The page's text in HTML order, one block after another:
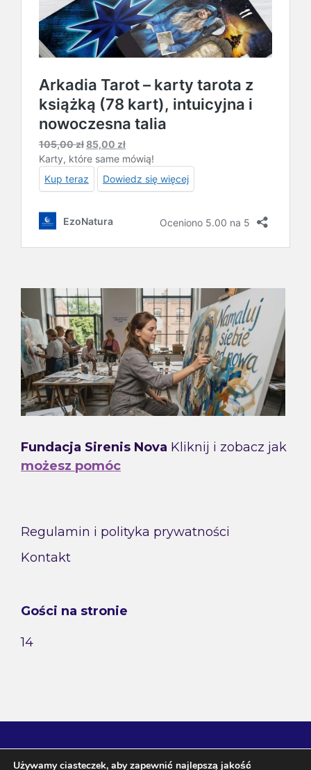
Fundacja Sirenis Nova Kliknij i zobacz jak
możesz pomóc
Regulamin i polityka prywatności
Kontakt
Gości na stronie
14
Używamy ciasteczek, aby zapewnić najlepszą jakość